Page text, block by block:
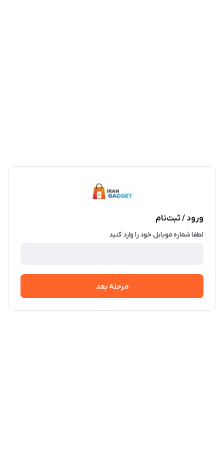
ورود / ثبت‌نام
لطفا شماره موبایل خود را وارد کنید
مرحله بعد